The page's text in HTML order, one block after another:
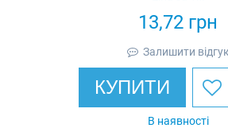
13,72 грн
Залишити відгук
КУПИТИ
В наявності